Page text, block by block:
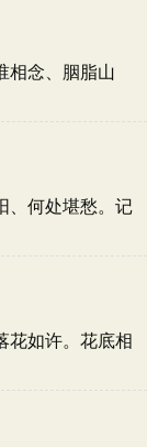
相念、胭脂山
、何处堪愁。记
花如许。花底相